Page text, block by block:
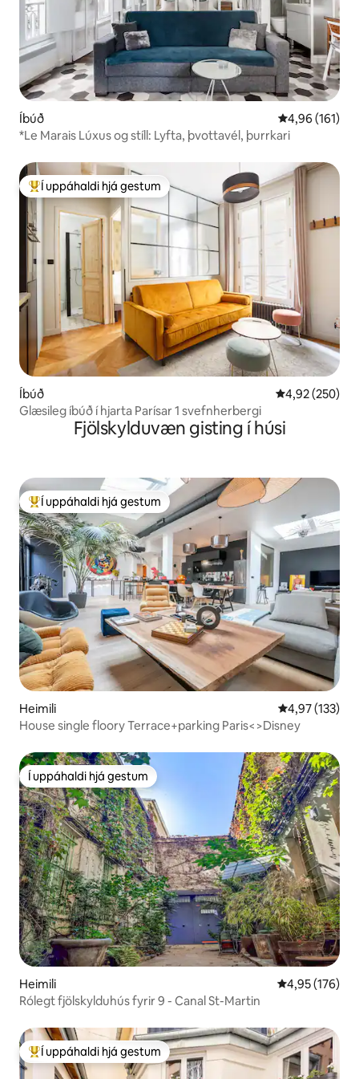
Íbúð 4,96 af 5 í
4,96 (161)
*Le Marais Lúxus og stíll: Lyfta, þvottavél, þurrkari
Í mestu uppáhaldi hjá gestum
Í uppáhaldi hjá gestum
Íbúð 4,92 af 5 í
4,92 (250)
Glæsileg íbúð í hjarta Parísar 1 svefnherbergi
Fjölskylduvæn gisting í húsi
Í mestu uppáhaldi hjá gestum
Í uppáhaldi hjá gestum
Heimili 4,97 af 5 í
4,97 (133)
House single floory Terrace+parking Paris<>Disney
Í uppáhaldi hjá gestum
Í uppáhaldi hjá gestum
Heimili 4,95 af 5 í
4,95 (176)
Rólegt fjölskylduhús fyrir 9 - Canal St-Martin
Í mestu uppáhaldi hjá gestum
Í uppáhaldi hjá gestum